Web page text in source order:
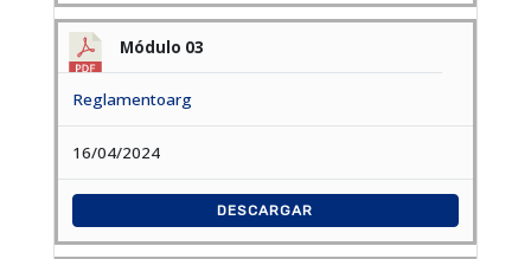
Módulo 03
Reglamentoarg
16/04/2024
DESCARGAR